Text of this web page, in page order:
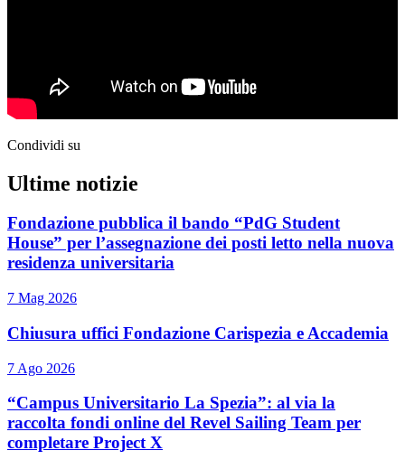
Condividi su
Ultime notizie
Fondazione pubblica il bando “PdG Student
House” per l’assegnazione dei posti letto nella nuova
residenza universitaria
7 Mag 2026
Chiusura uffici Fondazione Carispezia e Accademia
7 Ago 2026
“Campus Universitario La Spezia”: al via la
raccolta fondi online del Revel Sailing Team per
completare Project X